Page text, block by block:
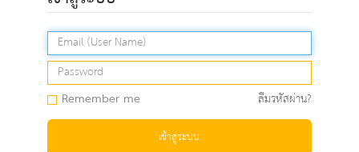
Remember me ลืมรหัสผ่าน?
เข้าสู่ระบบ